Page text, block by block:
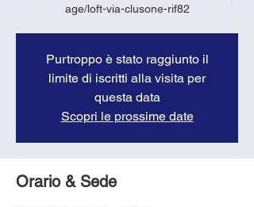
age/loft-via-clusone-rif82
Purtroppo è stato raggiunto il
limite di iscritti alla visita per
questa data
Scopri le prossime date
Orario & Sede